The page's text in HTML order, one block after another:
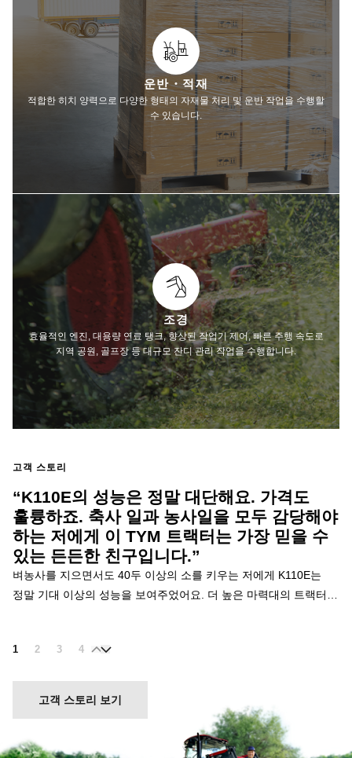
운반・적재
적합한 히치 양력으로 다양한 형태의 자재물 처리 및 운반 작업을 수행할
수 있습니다.
조경
효율적인 엔진, 대용량 연료 탱크, 향상된 작업기 제어, 빠른 주행 속도로
지역 공원, 골프장 등 대규모 잔디 관리 작업을 수행합니다.
고객 스토리
“K110E의 성능은 정말 대단해요. 가격도
훌륭하죠. 축사 일과 농사일을 모두 감당해야
하는 저에게 이 TYM 트랙터는 가장 믿을 수
있는 든든한 친구입니다.”
벼농사를 지으면서도 40두 이상의 소를 키우는 저에게 K110E는
정말 기대 이상의 성능을 보여주었어요. 더 높은 마력대의 트랙터가
트랙터를 구매하려고 하면 TYM 트랙터를 추천하고 싶어졌어요.
TYM 트랙터에요.
1 2 3 4 5
고객 스토리 보기